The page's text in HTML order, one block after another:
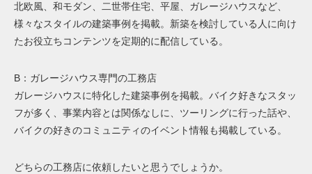
北欧風、和モダン、二世帯住宅、平屋、ガレージハウスなど、
様々なスタイルの建築事例を掲載。新築を検討している人に向け
たお役立ちコンテンツを定期的に配信している。
B：ガレージハウス専門の工務店
ガレージハウスに特化した建築事例を掲載。バイク好きなスタッ
フが多く、事業内容とは関係なしに、ツーリングに行った話や、
バイクの好きのコミュニティのイベント情報も掲載している。
どちらの工務店に依頼したいと思うでしょうか。